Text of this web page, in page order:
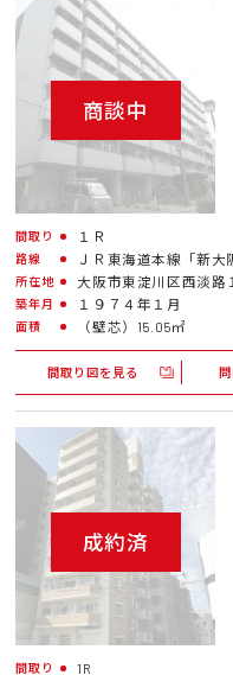
商談中
間取り １Ｒ
路線 ＪＲ東海道本線「新大
所在地 大阪市東淀川区西淡路
築年月 １９７４年１月
面積 （壁芯）15.05㎡
間取り図を見る
成約済
間取り 1R